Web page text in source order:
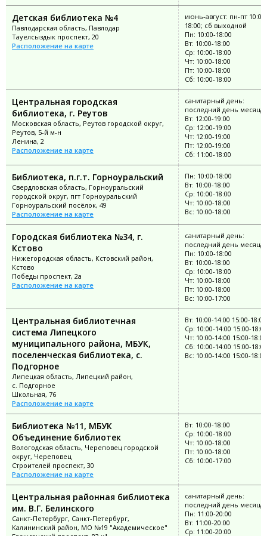
Детская библиотека №4
Павлодарская область, Павлодар
Тауелсыздык проспект, 20
Расположение на карте
июнь-август: пн-пт 10:00-
18:00; сб выходной
Пн: 10:00-18:00
Вт: 10:00-18:00
Ср: 10:00-18:00
Чт: 10:00-18:00
Пт: 10:00-18:00
Сб: 10:00-18:00
Центральная городская
библиотека, г. Реутов
Московская область, Реутов городской округ,
Реутов, 5-й м-н
Ленина, 2
Расположение на карте
санитарный день:
последний день месяца
Вт: 12:00-19:00
Ср: 12:00-19:00
Чт: 12:00-19:00
Пт: 12:00-19:00
Сб: 11:00-18:00
Библиотека, п.г.т. Горноуральский
Свердловская область, Горноуральский
городской округ, пгт Горноуральский
Горноуральский посёлок, 49
Расположение на карте
Пн: 10:00-18:00
Вт: 10:00-18:00
Ср: 10:00-18:00
Чт: 10:00-18:00
Вс: 10:00-18:00
Городская библиотека №34, г.
Кстово
Нижегородская область, Кстовский район,
Кстово
Победы проспект, 2а
Расположение на карте
санитарный день:
последний день месяца
Пн: 10:00-18:00
Вт: 10:00-18:00
Ср: 10:00-18:00
Чт: 10:00-18:00
Пт: 10:00-18:00
Вс: 10:00-17:00
Центральная библиотечная
система Липецкого
муниципального района, МБУК,
поселенческая библиотека, с.
Подгорное
Липецкая область, Липецкий район,
с. Подгорное
Школьная, 76
Расположение на карте
Вт: 10:00-14:00 15:00-18:00
Ср: 10:00-14:00 15:00-18:00
Чт: 10:00-14:00 15:00-18:00
Сб: 10:00-14:00 15:00-18:00
Вс: 10:00-14:00 15:00-18:00
Библиотека №11, МБУК
Объединение библиотек
Вологодская область, Череповец городской
округ, Череповец
Строителей проспект, 30
Расположение на карте
Вт: 10:00-18:00
Ср: 10:00-18:00
Чт: 10:00-18:00
Пт: 10:00-18:00
Сб: 10:00-17:00
Центральная районная библиотека
им. В.Г. Белинского
Санкт-Петербург, Санкт-Петербург,
Калининский район, МО №19 "Академическое"
санитарный день:
последний день месяца
Пн: 11:00-20:00
Вт: 11:00-20:00
Ср: 11:00-20:00